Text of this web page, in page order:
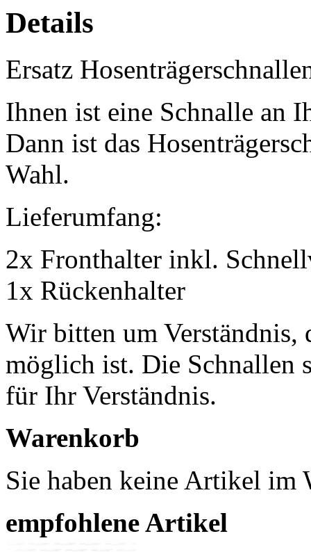
Details
Ersatz
Ihnen ist eine Schnalle an
Dann ist das
Wahl.
Lieferumfang:
2x Fronthalter inkl.
1x Rückenhalter
Wir bitten um Verständnis,
möglich ist. Die Schnallen
für Ihr Verständnis.
Warenkorb
Sie haben keine Artikel im
empfohlene Artikel